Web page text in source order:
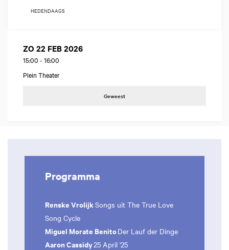
HEDENDAAGS
ZO 22 FEB 2026
15:00 - 16:00
Plein Theater
Geweest
Programma
Renske VrolijkSongs uit The True Love
Song Cycle
Miguel Morate BenitoDer Lauf der Dinge
Aaron Cassidy25 April '25